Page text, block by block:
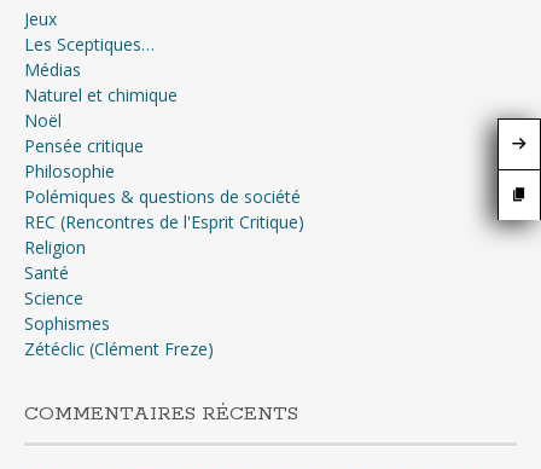
Jeux
Les Sceptiques…
Médias
Naturel et chimique
Noël
Pensée critique
Philosophie
Polémiques & questions de société
REC (Rencontres de l'Esprit Critique)
Religion
Santé
Science
Sophismes
Zétéclic (Clément Freze)
COMMENTAIRES RÉCENTS